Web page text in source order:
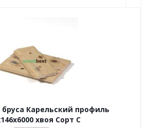
Карельский профиль
хвоя Сорт С